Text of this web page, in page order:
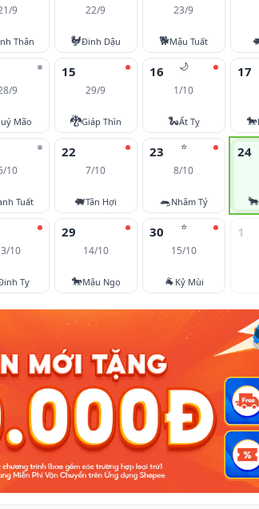
9
Thân
22/9
🐓Đinh Dậu
23/9
🐕Mậu Tuất
9
Mão
15
29/9
🐉Giáp Thìn
🌙
16
1/10
🐍Ất Tỵ
17
🐎
10
Tuất
22
7/10
🐖Tân Hợi
⭐
23
8/10
🐀Nhâm Tý
24
🐂
10
Tỵ
29
14/10
🐎Mậu Ngọ
⭐
30
15/10
🐐 Kỷ Mùi
1